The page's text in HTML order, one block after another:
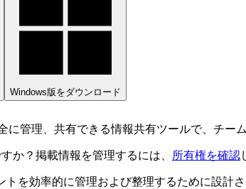
Windows版をダウンロード
に管理、共有できる情報共有ツールで、チー
か？掲載情報を管理するには、 所有権を確認
トを効率的に管理および整理するために設